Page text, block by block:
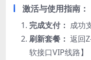
激活与使用指南：
完成支付： 成功
刷新套餐： 返回
软接口VIP线路】